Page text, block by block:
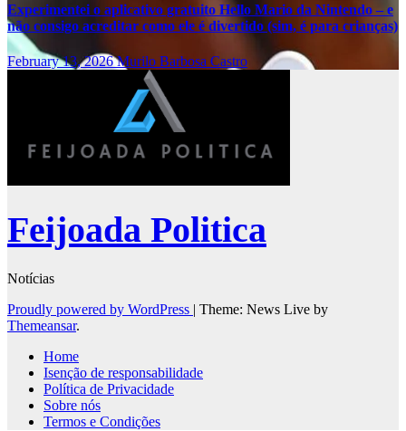
Experimentei o aplicativo gratuito Hello Mario da Nintendo – e
não consigo acreditar como ele é divertido (sim, é para crianças)
February 13, 2026Murilo Barbosa Castro
Feijoada Politica
Notícias
Proudly powered by WordPress | Theme: News Live by
Themeansar.
Home
Isenção de responsabilidade
Política de Privacidade
Sobre nós
Termos e Condições